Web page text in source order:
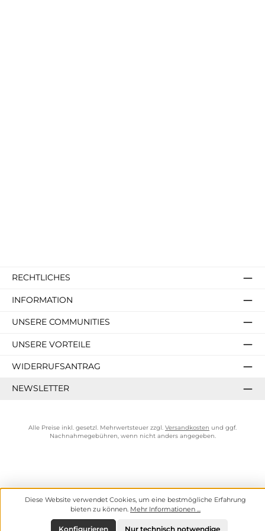
RECHTLICHES
INFORMATION
UNSERE COMMUNITIES
UNSERE VORTEILE
WIDERRUFSANTRAG
NEWSLETTER
Alle Preise inkl. gesetzl. Mehrwertsteuer zzgl. Versandkosten und ggf.
Nachnahmegebühren, wenn nicht anders angegeben.
Diese Website verwendet Cookies, um eine bestmögliche Erfahrung
bieten zu können. Mehr Informationen ...
Nur technisch notwendige
Konfigurieren